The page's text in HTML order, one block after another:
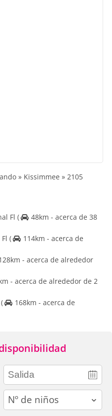
» Kissimmee » 2105
Fl (
48km - acerca de 38
(
114km - acerca de
- acerca de alrededor
- acerca de alrededor de 2
(
168km - acerca de
children